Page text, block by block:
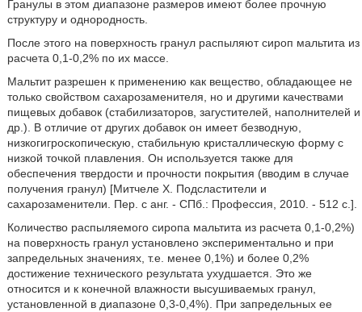
Гранулы в этом диапазоне размеров имеют более прочную
структуру и однородность.
После этого на поверхность гранул распыляют сироп мальтита из
расчета 0,1-0,2% по их массе.
Мальтит разрешен к применению как вещество, обладающее не
только свойством сахарозаменителя, но и другими качествами
пищевых добавок (стабилизаторов, загустителей, наполнителей и
др.). В отличие от других добавок он имеет безводную,
низкогигроскопическую, стабильную кристаллическую форму с
низкой точкой плавления. Он используется также для
обеспечения твердости и прочности покрытия (вводим в случае
получения гранул) [Митчеле X. Подсластители и
сахарозаменители. Пер. с анг. - СПб.: Профессия, 2010. - 512 с.].
Количество распыляемого сиропа мальтита из расчета 0,1-0,2%)
на поверхность гранул установлено экспериментально и при
запредельных значениях, т.е. менее 0,1%) и более 0,2%
достижение технического результата ухудшается. Это же
относится и к конечной влажности высушиваемых гранул,
установленной в диапазоне 0,3-0,4%). При запредельных ее